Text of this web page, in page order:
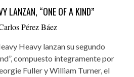
LANZAN, “ONE OF A KIND”
Pérez Báez
Heavy lanzan su segundo
compuesto íntegramente por
Fuller y William Turner, el